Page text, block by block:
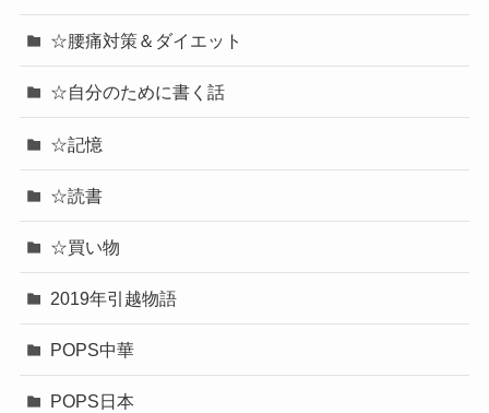
☆腰痛対策＆ダイエット
☆自分のために書く話
☆記憶
☆読書
☆買い物
2019年引越物語
POPS中華
POPS日本